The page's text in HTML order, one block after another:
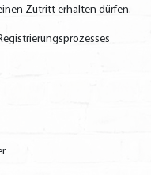
Zutritt erhalten dürfen.